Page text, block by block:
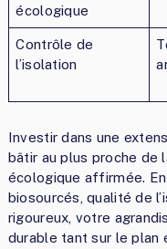
écologique
Contrôle de
l’isolation
Investir dans une
bâtir au plus proche de
écologique affirmée.
biosourcés, qualité de
rigoureux, votre
durable tant sur le plan